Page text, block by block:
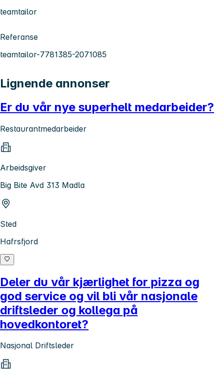
teamtailor
Referanse
teamtailor-7781385-2071085
Lignende annonser
Er du vår nye superhelt medarbeider?
Restaurantmedarbeider
Arbeidsgiver
Big Bite Avd 313 Madla
Sted
Hafrsfjord
Deler du vår kjærlighet for pizza og
god service og vil bli vår nasjonale
driftsleder og kollega på
hovedkontoret?
Nasjonal Driftsleder